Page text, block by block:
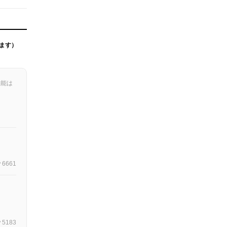
す）
は
6661
5183